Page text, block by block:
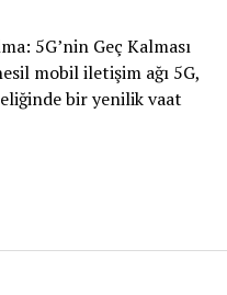
5G’nin Geç Kalması
mobil iletişim ağı 5G,
bir yenilik vaat